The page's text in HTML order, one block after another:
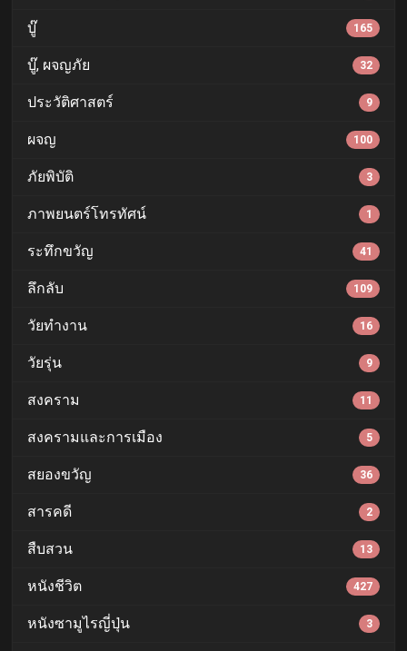
บู๊ 165
บู๊, ผจญภัย 32
ประวัติศาสตร์ 9
ผจญ 100
ภัยพิบัติ 3
ภาพยนตร์โทรทัศน์ 1
ระทึกขวัญ 41
ลึกลับ 109
วัยทำงาน 16
วัยรุ่น 9
สงคราม 11
สงครามและการเมือง 5
สยองขวัญ 36
สารคดี 2
สืบสวน 13
หนังชีวิต 427
หนังซามูไรญี่ปุ่น 3